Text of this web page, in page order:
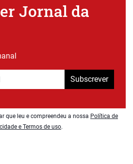
Jornal da
Subscrever
que leu e compreendeu a nossa Política de
e Termos de uso.